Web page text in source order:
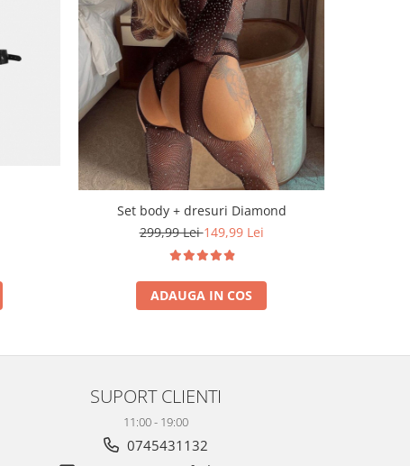
Set body + dresuri Diamond
299,99 Lei149,99 Lei
ADAUGA IN COS
SUPORT CLIENTI
11:00 - 19:00
0745431132